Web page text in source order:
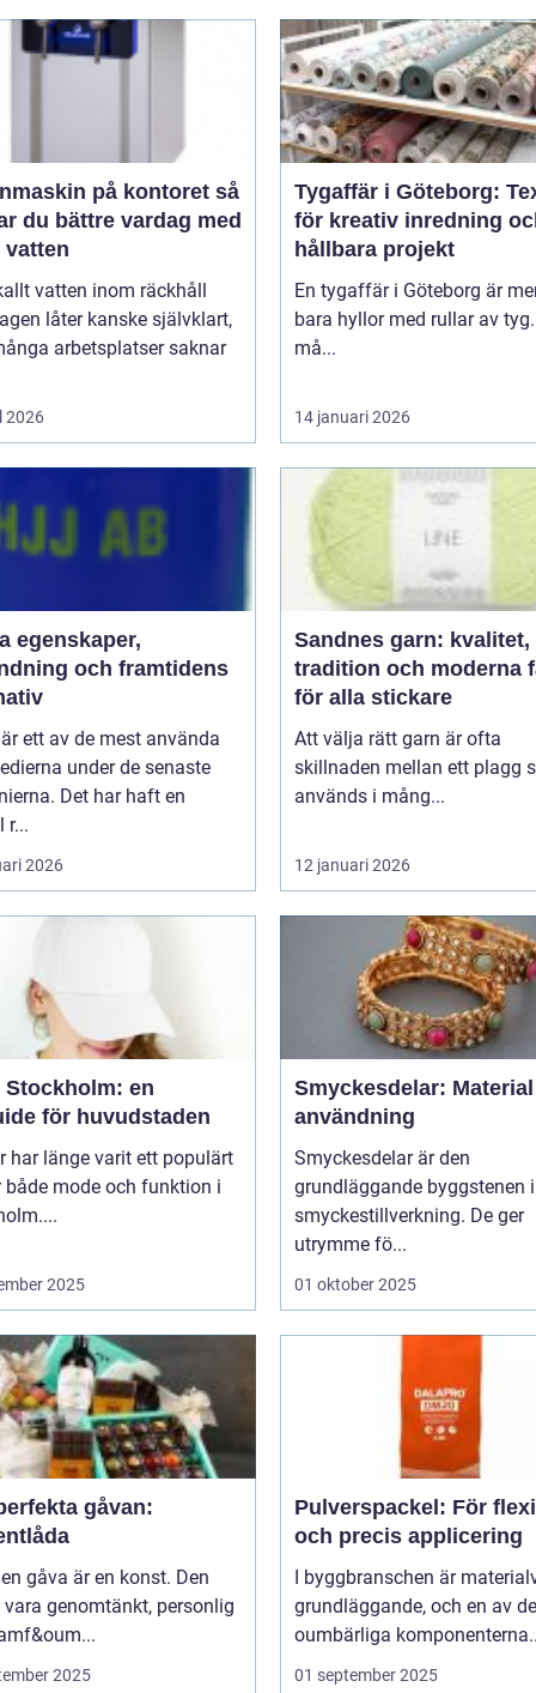
på kontoret så
du bättre vardag med
vatten inom räckhåll
låter kanske självklart,
arbetsplatser saknar
2026
Tygaffär i Göteborg:
för kreativ inredning
hållbara projekt
En tygaffär i Göteborg är
bara hyllor med rullar av
må...
14 januari 2026
och framtidens
ett av de mest använda
under de senaste
Det har haft en
r...
2026
Sandnes garn: kvalitet,
tradition och moderna
för alla stickare
Att välja rätt garn är ofta
skillnaden mellan ett plagg
används i mång...
12 januari 2026
Stockholm: en
för huvudstaden
har länge varit ett populärt
både mode och funktion i
2025
Smyckesdelar:
användning
Smyckesdelar är den
grundläggande byggstenen i
smyckestillverkning. De ger
utrymme fö...
01 oktober 2025
gåvan:
gåva är en konst. Den
genomtänkt, personlig
2025
Pulverspackel: För
och precis applicering
I byggbranschen är
grundläggande, och en av de
oumbärliga
01 september 2025